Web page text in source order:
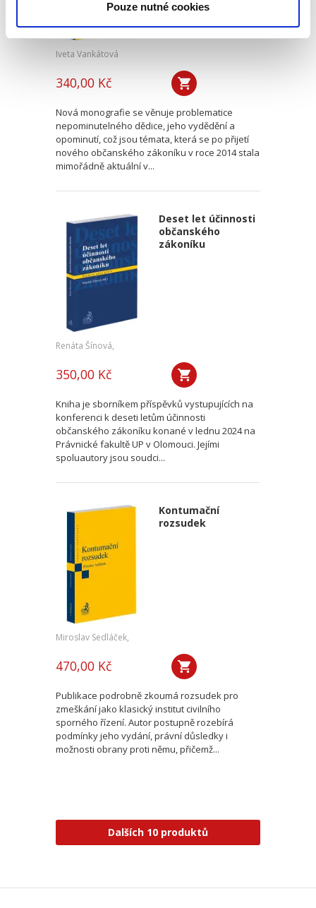
Pouze nutné cookies
Iveta Vankátová
340,00 Kč
Nová monografie se věnuje problematice
nepominutelného dědice, jeho vydědění a
opominutí, což jsou témata, která se po přijetí
nového občanského zákoníku v roce 2014 stala
mimořádně aktuální v...
Deset let účinnosti
občanského
zákoníku
Renáta Šínová,
350,00 Kč
Kniha je sborníkem příspěvků vystupujících na
konferenci k deseti letům účinnosti
občanského zákoníku konané v lednu 2024 na
Právnické fakultě UP v Olomouci. Jejími
spoluautory jsou soudci...
Kontumační
rozsudek
Miroslav Sedláček,
470,00 Kč
Publikace podrobně zkoumá rozsudek pro
zmeškání jako klasický institut civilního
sporného řízení. Autor postupně rozebírá
podmínky jeho vydání, právní důsledky i
možnosti obrany proti němu, přičemž...
Dalších 10 produktů